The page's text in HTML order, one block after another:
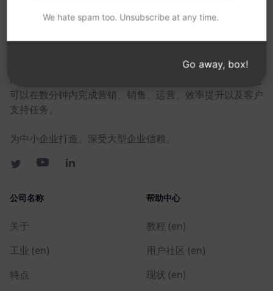
AIPRM
词库。借助面向 ChatGPT、Claude、Gemini、
Midjourney、GPT Image 等众多平台的即用型提示词，您
可以在数分钟内完成营销、销售、运营、效率提升以及客户
支持任务。
为中小企业打造。深受大型企业信赖。
公司名称
关于
工业 (en)
特点
帮助中心
教程 (en)
用户社区 (en)
现状 (en)
We hate spam too. Unsubscribe at any time.
Go away, box!